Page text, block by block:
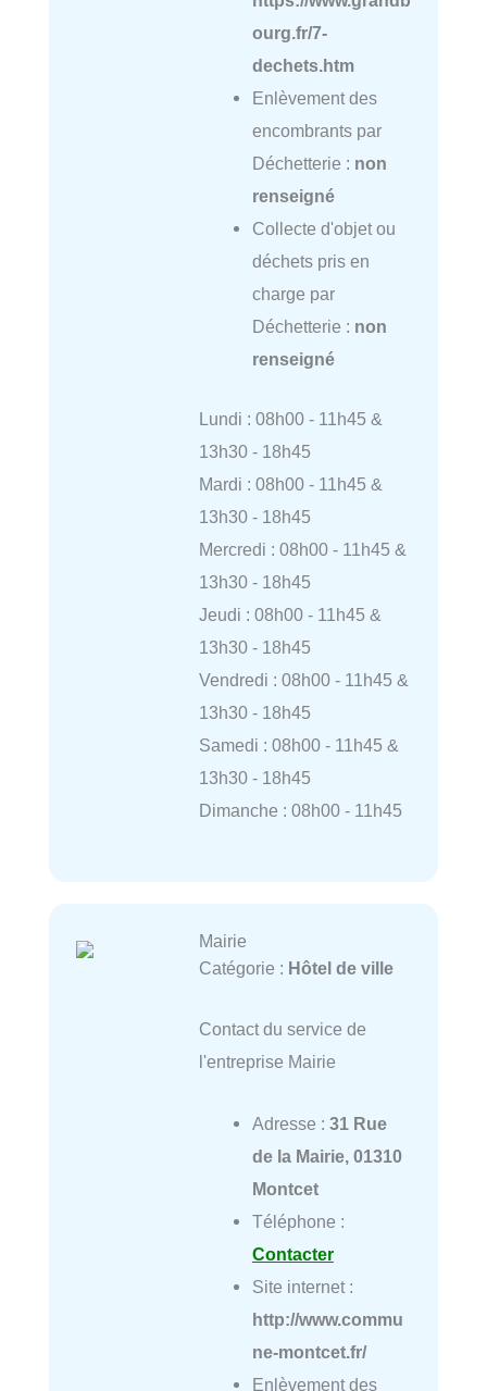
ourg.fr/7-
dechets.htm
Enlèvement des
encombrants par
Déchetterie : non
renseigné
Collecte d'objet ou
déchets pris en
charge par
Déchetterie : non
renseigné
Lundi : 08h00 - 11h45 &
13h30 - 18h45
Mardi : 08h00 - 11h45 &
13h30 - 18h45
Mercredi : 08h00 - 11h45 &
13h30 - 18h45
Jeudi : 08h00 - 11h45 &
13h30 - 18h45
Vendredi : 08h00 - 11h45 &
13h30 - 18h45
Samedi : 08h00 - 11h45 &
13h30 - 18h45
Dimanche : 08h00 - 11h45
Mairie
Catégorie : Hôtel de ville
Contact du service de
l'entreprise Mairie
Adresse : 31 Rue
de la Mairie, 01310
Montcet
Téléphone :
Contacter
Site internet :
http://www.commu
ne-montcet.fr/
Enlèvement des